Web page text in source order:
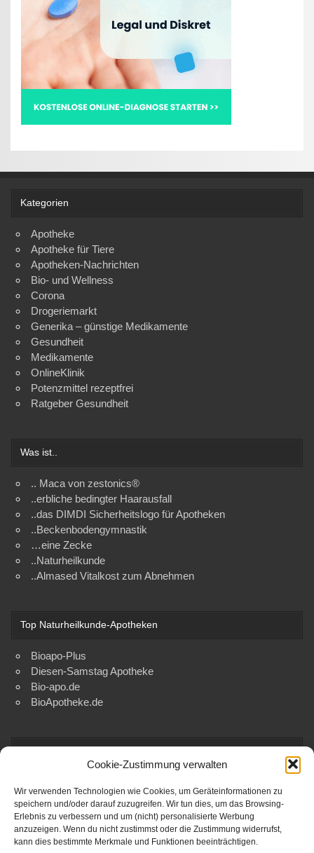
Cookie-Zustimmung verwalten
Wir verwenden Technologien wie Cookies, um Geräteinformationen zu
speichern und/oder darauf zuzugreifen. Wir tun dies, um das Browsing-
Erlebnis zu verbessern und um (nicht) personalisierte Werbung
anzuzeigen. Wenn du nicht zustimmst oder die Zustimmung widerrufst,
kann dies bestimmte Merkmale und Funktionen beeinträchtigen.
Kategorien
Apotheke
Apotheke für Tiere
Apotheken-Nachrichten
Bio- und Wellness
Corona
Drogeriemarkt
Generika – günstige Medikamente
Gesundheit
Medikamente
OnlineKlinik
Potenzmittel rezeptfrei
Ratgeber Gesundheit
Was ist..
.. Maca von zestonics®
..erbliche bedingter Haarausfall
..das DIMDI Sicherheitslogo für Apotheken
..Beckenbodengymnastik
…eine Zecke
..Naturheilkunde
..Almased Vitalkost zum Abnehmen
Top Naturheilkunde-Apotheken
Bioapo-Plus
Diesen-Samstag Apotheke
Bio-apo.de
BioApotheke.de
Diesen-Samstag Apotheke
Bio-apo.de
BioApotheke.de